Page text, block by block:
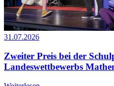
31.07.2026
Zweiter Preis bei der
Landeswettbewerbs